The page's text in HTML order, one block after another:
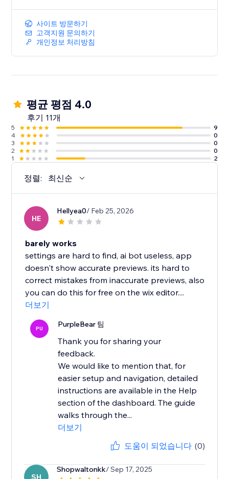
사이트 방문하기
고객지원 문의하기
개인정보 처리방침
평균 평점 4.0
후기 11개
5
9
4
0
3
0
2
0
1
2
정렬: 최신순
HE
Hellyea0/ Feb 25, 2026
barely works
settings are hard to find, ai bot useless, app
doesn't show accurate previews. its hard to
correct mistakes from inaccurate previews, also
you can do this for free on the wix editor....
더보기
PU PurpleBear 팀
Thank you for sharing your
feedback.
We would like to mention that, for
easier setup and navigation, detailed
instructions are available in the Help
section of the dashboard. The guide
walks through the...
더보기
도움이 되었습니다 (0)
SH
Shopwaltonkk/ Sep 17, 2025